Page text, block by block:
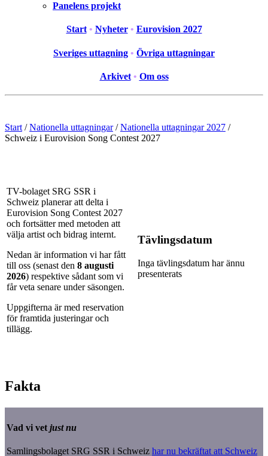
Panelens projekt
Start • Nyheter • Eurovision 2027
Sveriges uttagning • Övriga uttagningar
Arkivet • Om oss
Start / Nationella uttagningar / Nationella uttagningar 2027 /
Schweiz i Eurovision Song Contest 2027
TV-bolaget SRG SSR i
Schweiz planerar att delta i
Eurovision Song Contest 2027
och fortsätter med metoden att
välja artist och bidrag internt.
Nedan är information vi har fått
till oss (senast den 8 augusti
2026) respektive sådant som vi
får veta senare under säsongen.
Uppgifterna är med reservation
för framtida justeringar och
tillägg.
Tävlingsdatum
Inga tävlingsdatum har ännu
presenterats
Fakta
Vad vi vet just nu
Samlingsbolaget SRG SSR i Schweiz har nu bekräftat att Schweiz